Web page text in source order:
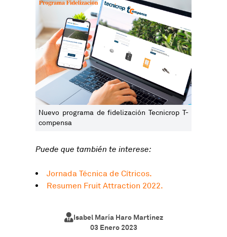
Nuevo programa de fidelización Tecnicrop T-
compensa
Puede que también te interese:
Jornada Técnica de Cítricos.
Resumen Fruit Attraction 2022.
Isabel María Haro Martínez
03 Enero 2023